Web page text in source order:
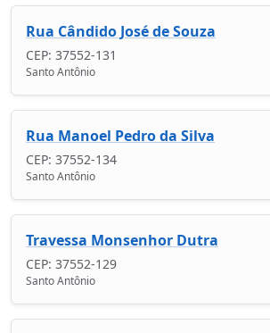
Rua Cândido José de Souza
CEP: 37552-131
Santo Antônio
Rua Manoel Pedro da Silva
CEP: 37552-134
Santo Antônio
Travessa Monsenhor Dutra
CEP: 37552-129
Santo Antônio